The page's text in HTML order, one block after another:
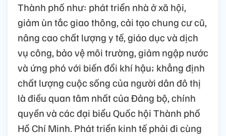
Thành phố như: phát triển nhà ở xã hội,
giảm ùn tắc giao thông, cải tạo chung cư cũ,
nâng cao chất lượng y tế, giáo dục và dịch
vụ công, bảo vệ môi trường, giảm ngập nước
và ứng phó với biến đổi khí hậu; khẳng định
chất lượng cuộc sống của người dân đô thị
là điều quan tâm nhất của Đảng bộ, chính
quyền và các đại biểu Quốc hội Thành phố
Hồ Chí Minh. Phát triển kinh tế phải đi cùng